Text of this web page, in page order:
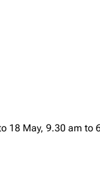
18 May, 9.30 am to